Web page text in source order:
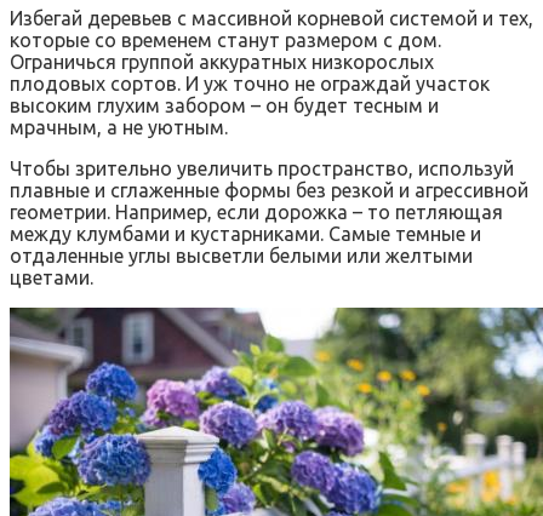
Избегай деревьев с массивной корневой системой и тех,
которые со временем станут размером с дом.
Ограничься группой аккуратных низкорослых
плодовых сортов. И уж точно не ограждай участок
высоким глухим забором – он будет тесным и
мрачным, а не уютным.
Чтобы зрительно увеличить пространство, используй
плавные и сглаженные формы без резкой и агрессивной
геометрии. Например, если дорожка – то петляющая
между клумбами и кустарниками. Самые темные и
отдаленные углы высветли белыми или желтыми
цветами.